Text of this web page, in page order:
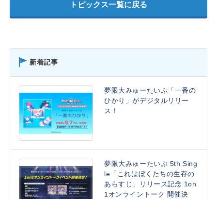
トピックス一覧に戻る
新着記事
夢限大みゅーたいぷ「一番の
ひかり」がデジタルリリー
ス！
夢限大みゅーたいぷ 5th Sing
le「これはぼくたちの生存の
あらすじ」リリース記念 1on
1オンライントーク 開催決